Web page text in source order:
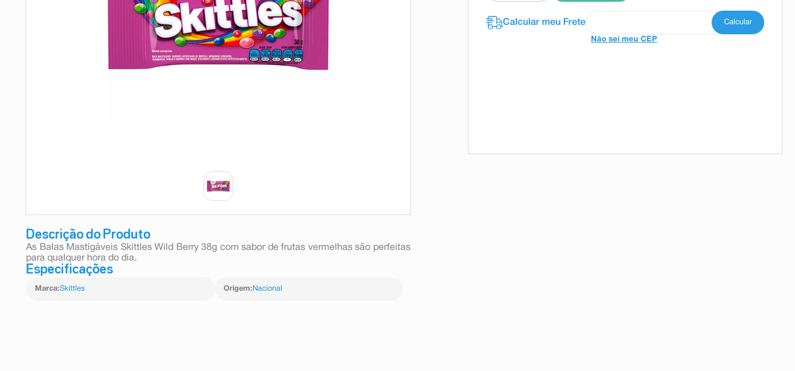
Descrição do Produto
As Balas Mastigáveis Skittles Wild Berry 38g com sabor de frutas vermelhas são perfeitas
para qualquer hora do dia.
Especificações
Marca:Skittles Origem: Nacional
Não sei meu CEP
9º esmalte
10ºabsorvente